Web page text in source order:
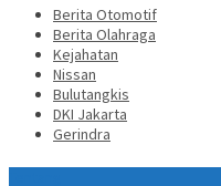
Berita Otomotif
Berita Olahraga
Kejahatan
Nissan
Bulutangkis
DKI Jakarta
Gerindra